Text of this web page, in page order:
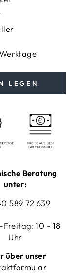
LEGEN
Beratung
unter:
589 72 639
10 - 18
Uhr
über unser